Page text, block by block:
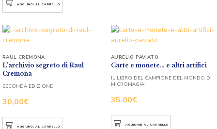
AGGIUNGI AL CARRELLO
L’archivio segreto di Raul
Cremona
30,00€
RAUL CREMONA
SECONDA EDIZIONE
AGGIUNGI AL CARRELLO
Carte e monete… e altri artifici
35,00€
AURELIO PAVIATO
IL LIBRO DEL CAMPIONE DEL MONDO DI
MICROMAGIA!
AGGIUNGI AL CARRELLO